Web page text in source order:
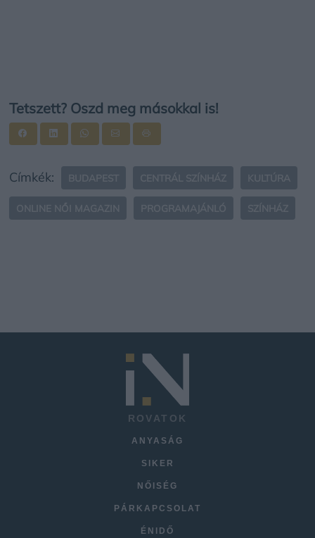
Tetszett? Oszd meg másokkal is!
Címkék: BUDAPEST CENTRÁL SZÍNHÁZ KULTÚRA
ONLINE NŐI MAGAZIN PROGRAMAJÁNLÓ SZÍNHÁZ
ROVATOK
ANYASÁG
SIKER
NŐISÉG
PÁRKAPCSOLAT
ÉNIDŐ